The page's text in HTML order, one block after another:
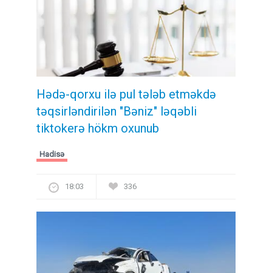
Hədə-qorxu ilə pul tələb etməkdə
təqsirləndirilən "Bəniz" ləqəbli
tiktokerə hökm oxunub
Hadisə
18:03 336